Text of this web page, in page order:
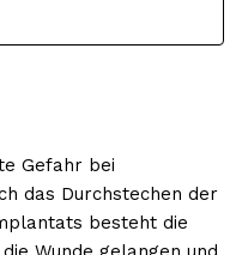
Gefahr bei
das Durchstechen der
besteht die